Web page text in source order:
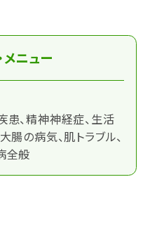
メニュー
患、精神神経症、生活
腸の病気、肌トラブル、
全般